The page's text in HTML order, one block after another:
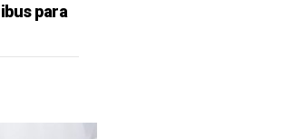
para